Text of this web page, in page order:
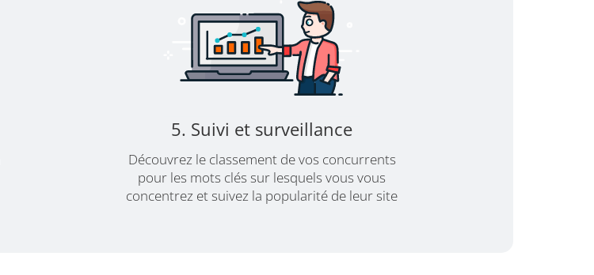
5. Suivi et surveillance
Découvrez le classement de vos concurrents
pour les mots clés sur lesquels vous vous
concentrez et suivez la popularité de leur site